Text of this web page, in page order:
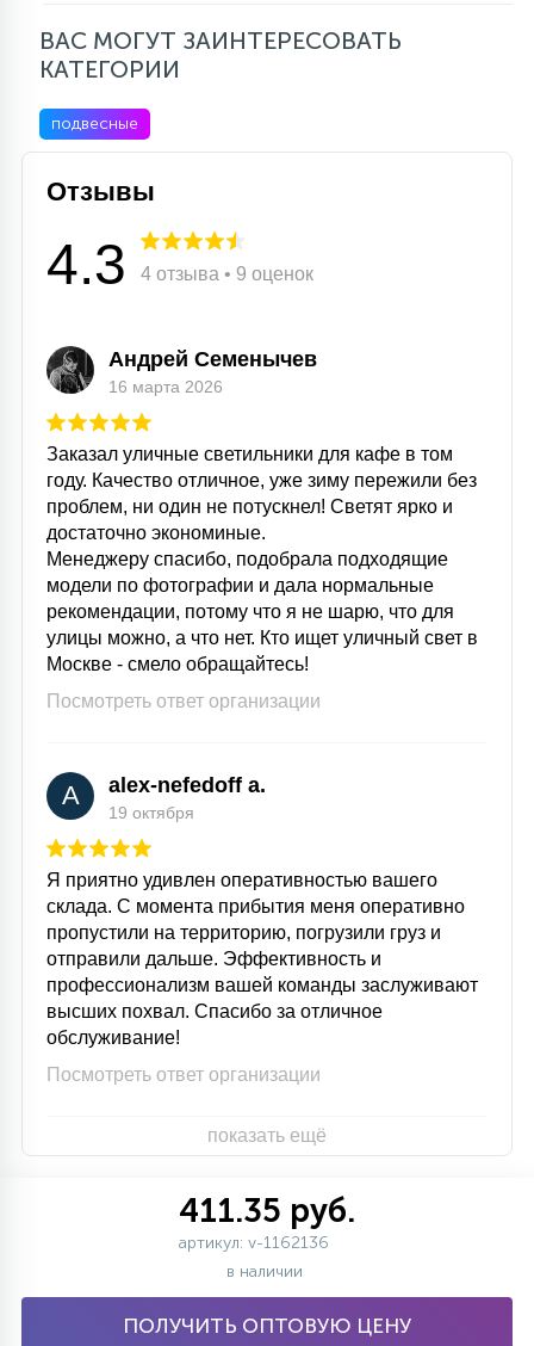
ВАС МОГУТ ЗАИНТЕРЕСОВАТЬ
КАТЕГОРИИ
подвесные
Отзывы
4.3 4 отзыва • 9 оценок
Андрей Семенычев
16 марта 2026
Заказал уличные светильники для кафе в том
году. Качество отличное, уже зиму пережили без
проблем, ни один не потускнел! Светят ярко и
достаточно экономиные.
Менеджеру спасибо, подобрала подходящие
модели по фотографии и дала нормальные
рекомендации, потому что я не шарю, что для
улицы можно, а что нет. Кто ищет уличный свет в
Москве - смело обращайтесь!
Посмотреть ответ организации
A alex-nefedoff a.
19 октября
Я приятно удивлен оперативностью вашего
склада. С момента прибытия меня оперативно
пропустили на территорию, погрузили груз и
отправили дальше. Эффективность и
профессионализм вашей команды заслуживают
высших похвал. Спасибо за отличное
обслуживание!
Посмотреть ответ организации
показать ещё
411.35 руб.
артикул: v-1162136
в наличии
ПОЛУЧИТЬ ОПТОВУЮ ЦЕНУ